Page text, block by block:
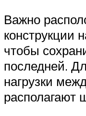
Важно
конструкции
чтобы
последней.
нагрузки
располагают